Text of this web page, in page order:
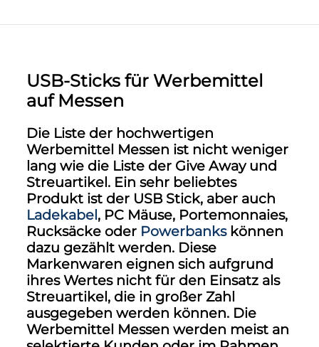
USB-Sticks für Werbemittel
auf Messen
Die Liste der hochwertigen
Werbemittel Messen ist nicht weniger
lang wie die Liste der Give Away und
Streuartikel. Ein sehr beliebtes
Produkt ist der USB Stick, aber auch
Ladekabel, PC Mäuse, Portemonnaies,
Rucksäcke oder Powerbankskönnen
dazu gezählt werden. Diese
Markenwaren eignen sich aufgrund
ihres Wertes nicht für den Einsatz als
Streuartikel, die in großer Zahl
ausgegeben werden können. Die
Werbemittel Messen werden meist an